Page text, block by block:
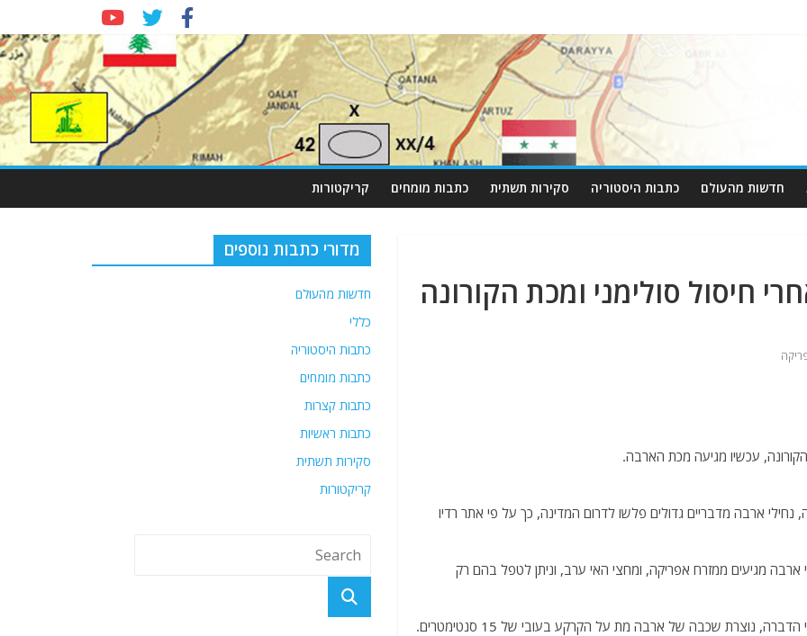
חדשות מהעולם כתבות היסטוריה סקירות תשתית כתבות מומחים קריקטורות
חיסול סולימני ומכת הקורונה
עכשיו מגיעה מכת הארבה.
ארבה מדבריים גדולים פלשו לדרום המדינה, כך על פי אתר רדיו
ארבה מגיעים ממזרח אפריקה, ומחצי האי ערב, וניתן לטפל בהם רק
נוצרת שכבה של ארבה מת על הקרקע בעובי של 15 סנטימטרים.
מדורי כתבות נוספים
חדשות מהעולם
כללי
כתבות היסטוריה
כתבות מומחים
כתבות קצרות
כתבות ראשיות
סקירות תשתית
קריקטורות